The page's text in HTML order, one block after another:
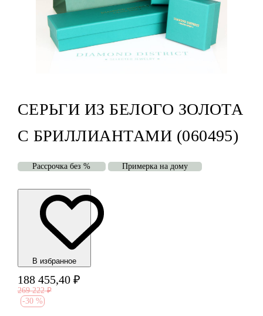
СЕРЬГИ ИЗ БЕЛОГО ЗОЛОТА
С БРИЛЛИАНТАМИ (060495)
Рассрочка без % Примерка на дому
В избранноe
188 455,40 ₽
269 222 ₽
-30 %